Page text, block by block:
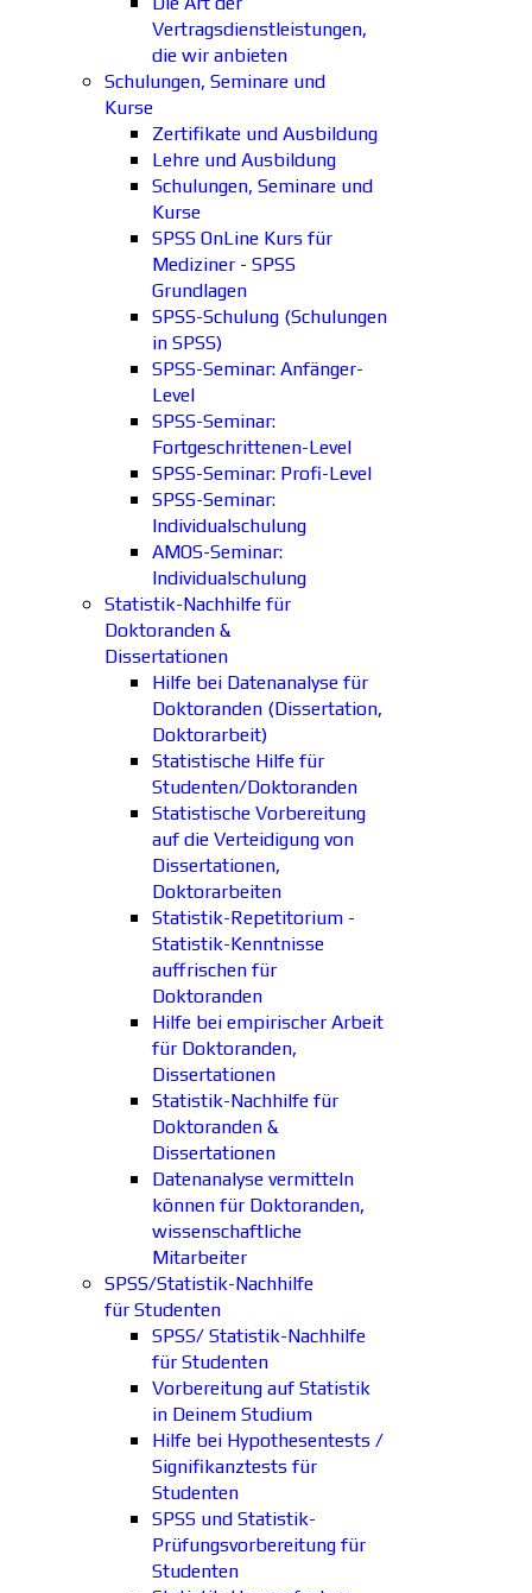
Vertragsdienstleistungen,
die wir anbieten
Schulungen, Seminare und
Kurse
Zertifikate und Ausbildung
Lehre und Ausbildung
Schulungen, Seminare und
Kurse
SPSS OnLine Kurs für
Mediziner - SPSS
Grundlagen
SPSS-Schulung (Schulungen
in SPSS)
SPSS-Seminar: Anfänger-
Level
SPSS-Seminar:
Fortgeschrittenen-Level
SPSS-Seminar: Profi-Level
SPSS-Seminar:
Individualschulung
AMOS-Seminar:
Individualschulung
Statistik-Nachhilfe für
Doktoranden &
Dissertationen
Hilfe bei Datenanalyse für
Doktoranden (Dissertation,
Doktorarbeit)
Statistische Hilfe für
Studenten/Doktoranden
Statistische Vorbereitung
auf die Verteidigung von
Dissertationen,
Doktorarbeiten
Statistik-Repetitorium -
Statistik-Kenntnisse
auffrischen für
Doktoranden
Hilfe bei empirischer Arbeit
für Doktoranden,
Dissertationen
Statistik-Nachhilfe für
Doktoranden &
Dissertationen
Datenanalyse vermitteln
können für Doktoranden,
wissenschaftliche
Mitarbeiter
SPSS/Statistik-Nachhilfe
für Studenten
SPSS/ Statistik-Nachhilfe
für Studenten
Vorbereitung auf Statistik
in Deinem Studium
Hilfe bei Hypothesentests /
Signifikanztests für
Studenten
SPSS und Statistik-
Prüfungsvorbereitung für
Studenten